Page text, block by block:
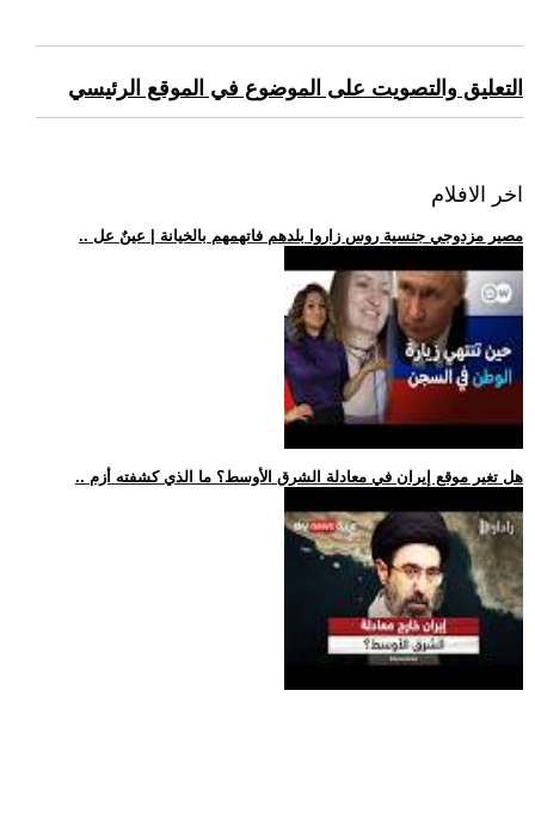
التعليق والتصويت على الموضوع في الموقع الرئيسي
اخر الافلام
.. مصير مزدوجي جنسية روس زاروا بلدهم فاتهمهم بالخيانة | عينٌ عل
.. هل تغير موقع إيران في معادلة الشرق الأوسط؟ ما الذي كشفته أزم